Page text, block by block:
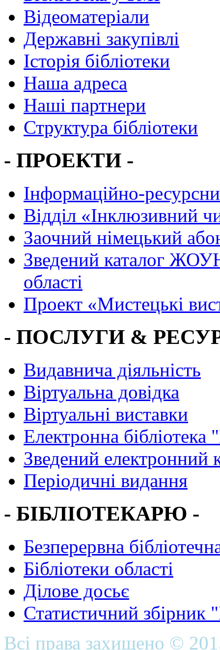
Відеоматеріали
Державні закупівлі
Історія бібліотеки
Наша адреса
Наші партнери
Структура бібліотеки
- ПРОЕКТИ -
Інформаційно-
Вiддiл «Інклюзивний
Заочний німецький
Зведений каталог
області
Проект «Мистецькі
- ПОСЛУГИ &
Видавнича діяльність
Віртуальна довідка
Віртуальні виставки
Електронна
Зведений електронний
Періодичні видання
- БІБЛІОТЕКАРЮ -
Безперервна
Бібліотеки області
Ділове досьє
Статистичний
Всі права захищено ©